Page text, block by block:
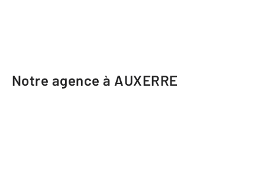
Notre agence à AUXERRE